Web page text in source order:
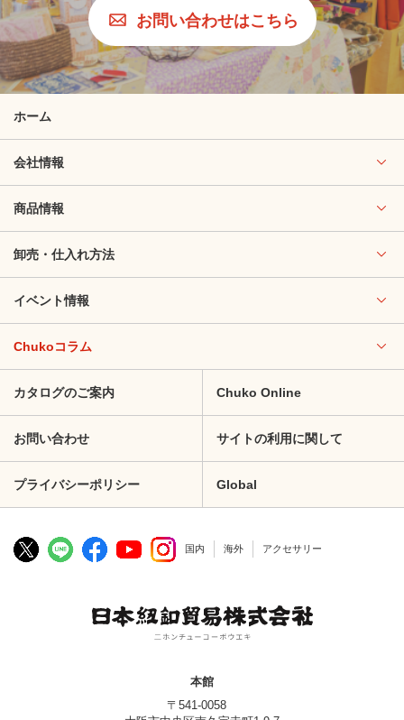
お問い合わせはこちら
ホーム
会社情報
商品情報
卸売・仕入れ方法
イベント情報
Chukoコラム
カタログのご案内 Chuko Online
お問い合わせ サイトの利用に関して
プライバシーポリシー Global
国内 海外 アクセサリー
本館
〒541-0058